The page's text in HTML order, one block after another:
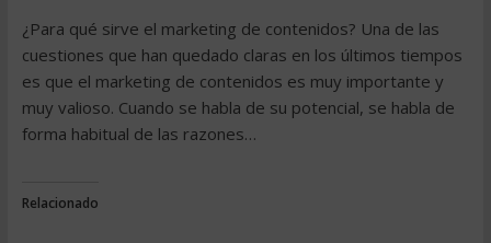
¿Para qué sirve el marketing de contenidos? Una de las
cuestiones que han quedado claras en los últimos tiempos
es que el marketing de contenidos es muy importante y
muy valioso. Cuando se habla de su potencial, se habla de
forma habitual de las razones…
Relacionado